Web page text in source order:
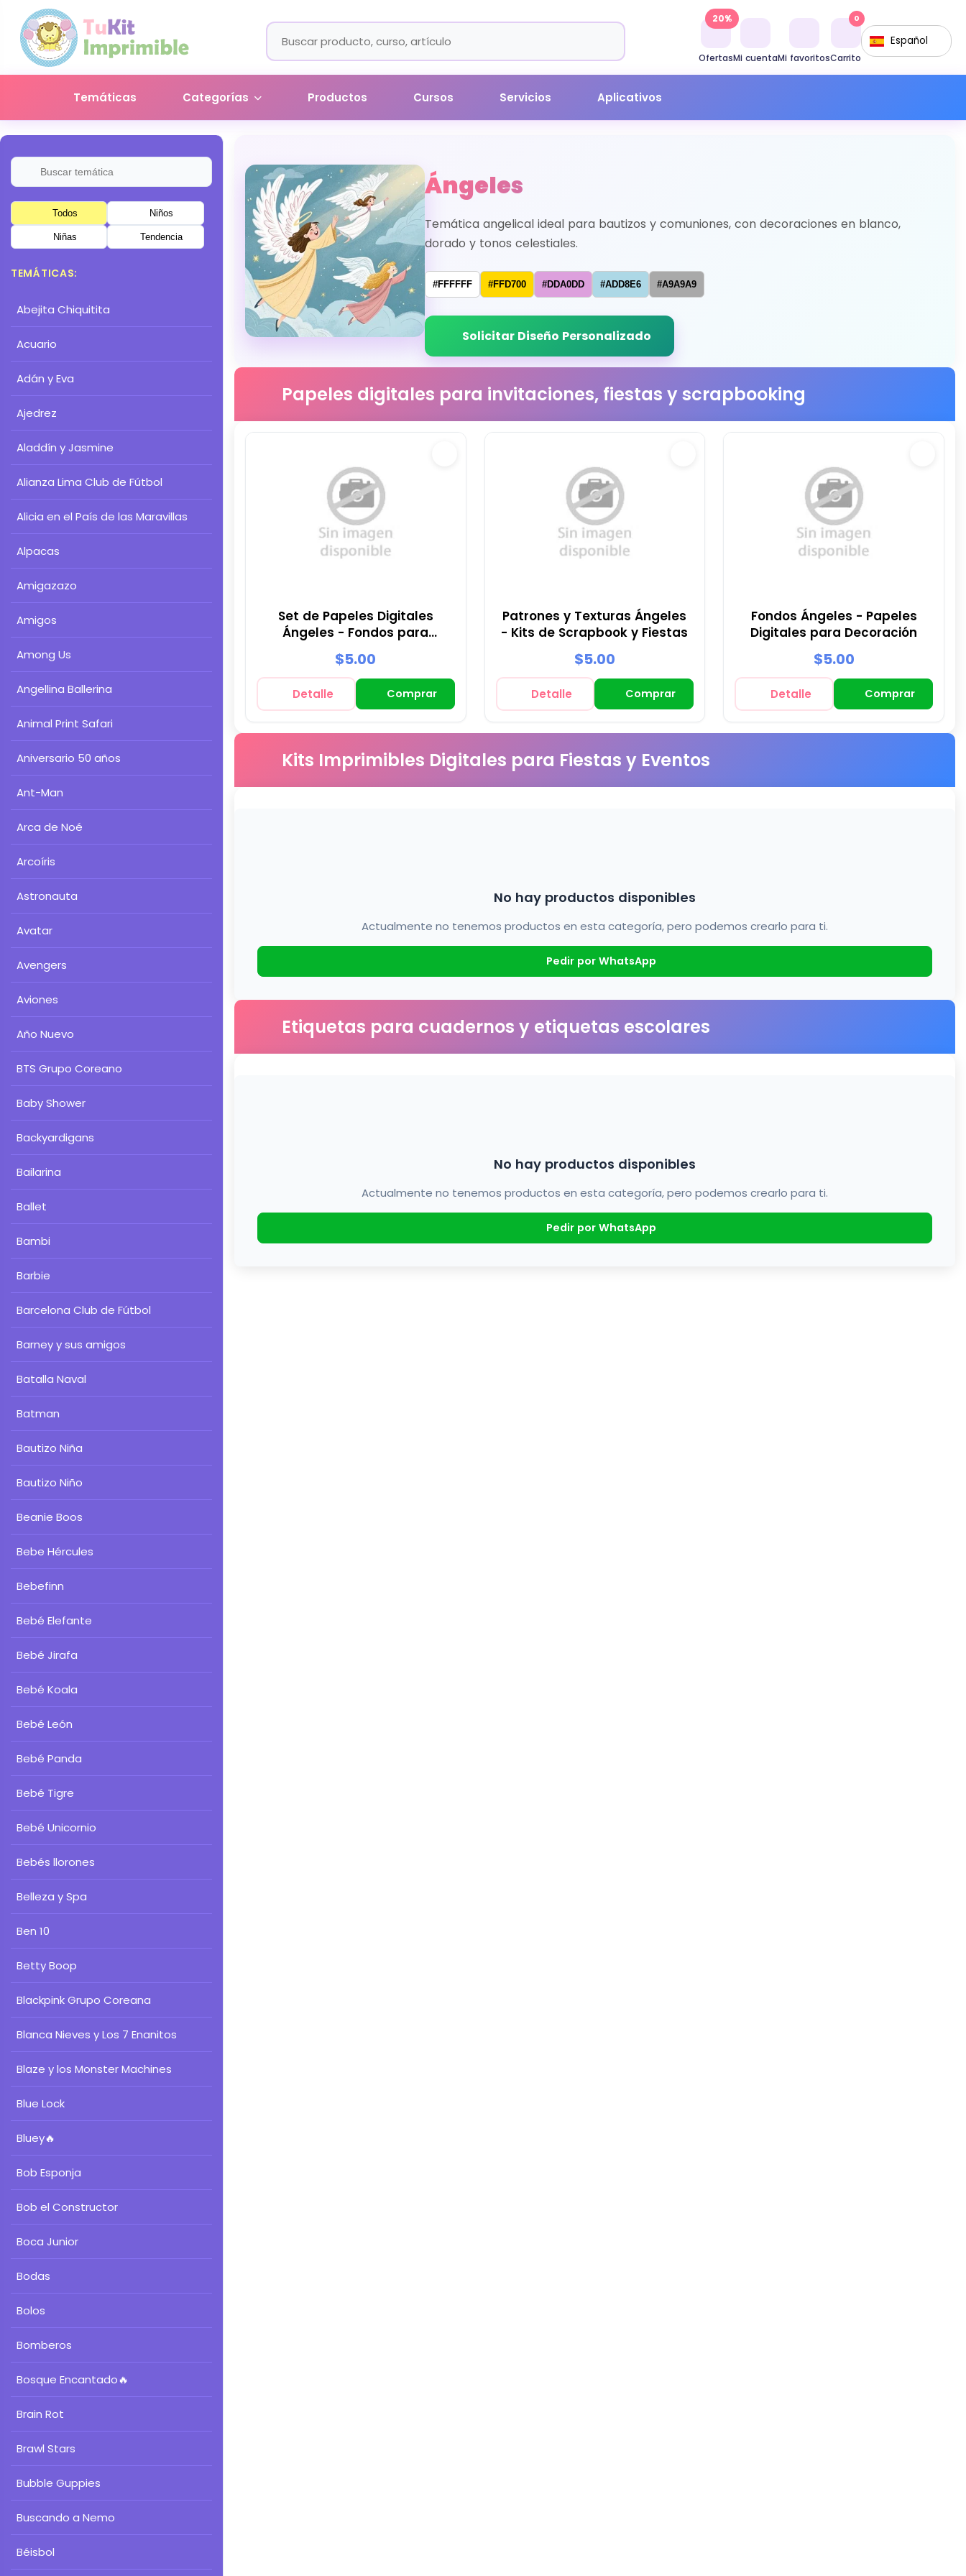
Ofertas
20%
Mi cuentaMi favoritosCarrito
0
Español
Temáticas Categorías Productos Cursos Servicios Aplicativos
Todos Niños
Niñas Tendencia
TEMÁTICAS:
Abejita Chiquitita
Acuario
Adán y Eva
Ajedrez
Aladdín y Jasmine
Alianza Lima Club de Fútbol
Alicia en el País de las Maravillas
Alpacas
Amigazazo
Amigos
Among Us
Angellina Ballerina
Animal Print Safari
Aniversario 50 años
Ant-Man
Arca de Noé
Arcoíris
Astronauta
Avatar
Avengers
Aviones
Año Nuevo
BTS Grupo Coreano
Baby Shower
Backyardigans
Bailarina
Ballet
Bambi
Barbie
Barcelona Club de Fútbol
Barney y sus amigos
Batalla Naval
Batman
Bautizo Niña
Bautizo Niño
Beanie Boos
Bebe Hércules
Bebefinn
Bebé Elefante
Bebé Jirafa
Bebé Koala
Bebé León
Bebé Panda
Bebé Tigre
Bebé Unicornio
Bebés llorones
Belleza y Spa
Ben 10
Betty Boop
Blackpink Grupo Coreana
Blanca Nieves y Los 7 Enanitos
Blaze y los Monster Machines
Blue Lock
Bluey🔥
Bob Esponja
Bob el Constructor
Boca Junior
Bodas
Bolos
Bomberos
Bosque Encantado🔥
Brain Rot
Brawl Stars
Bubble Guppies
Buscando a Nemo
Béisbol
Ángeles
Temática angelical ideal para bautizos y comuniones, con decoraciones en blanco,
dorado y tonos celestiales.
#FFFFFF #FFD700 #DDA0DD #ADD8E6 #A9A9A9
Solicitar Diseño Personalizado
Papeles digitales para invitaciones, fiestas y scrapbooking
Set de Papeles Digitales
Ángeles - Fondos para
Fiestas y Scrapbooking
$5.00
Detalle Comprar
Patrones y Texturas Ángeles
- Kits de Scrapbook y Fiestas
$5.00
Detalle Comprar
Fondos Ángeles - Papeles
Digitales para Decoración
$5.00
Detalle Comprar
Kits Imprimibles Digitales para Fiestas y Eventos
No hay productos disponibles
Actualmente no tenemos productos en esta categoría, pero podemos crearlo para ti.
Pedir por WhatsApp
Etiquetas para cuadernos y etiquetas escolares
No hay productos disponibles
Actualmente no tenemos productos en esta categoría, pero podemos crearlo para ti.
Pedir por WhatsApp